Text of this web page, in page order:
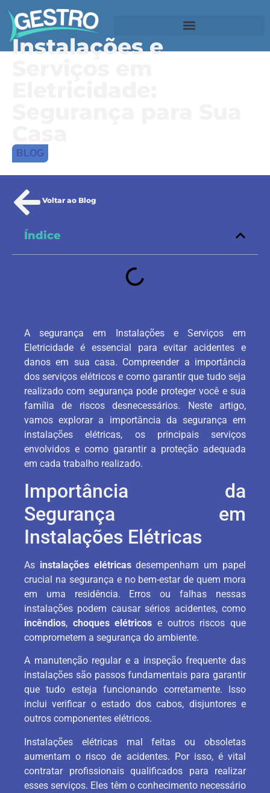
Instalações e
BLOG
Voltar ao Blog
Índice
A segurança em Instalações e Serviços em
Eletricidade é essencial para evitar acidentes e
danos em sua casa. Compreender a importância
dos serviços elétricos e como garantir que tudo seja
realizado com segurança pode proteger você e sua
família de riscos desnecessários. Neste artigo,
vamos explorar a importância da segurança em
instalações elétricas, os principais serviços
envolvidos e como garantir a proteção adequada
em cada trabalho realizado.
Importância da
Segurança em
Instalações Elétricas
As instalações elétricasdesempenham um papel
crucial na segurança e no bem-estar de quem mora
em uma residência. Erros ou falhas nessas
instalações podem causar sérios acidentes, como
incêndios, choques elétricos e outros riscos que
comprometem a segurança do ambiente.
A manutenção regular e a inspeção frequente das
instalações são passos fundamentais para garantir
que tudo esteja funcionando corretamente. Isso
inclui verificar o estado dos cabos, disjuntores e
outros componentes elétricos.
Instalações elétricas mal feitas ou obsoletas
aumentam o risco de acidentes. Por isso, é vital
contratar profissionais qualificados para realizar
esses serviços. Eles têm o conhecimento necessário